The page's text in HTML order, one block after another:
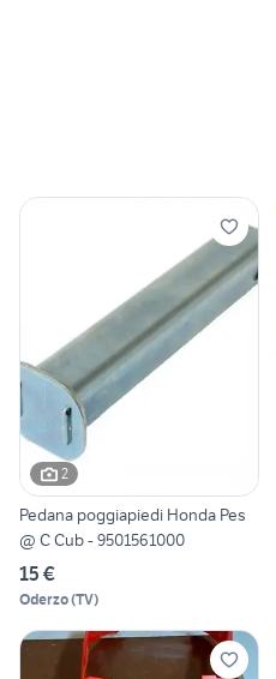
2
Pedana poggiapiedi Honda Pes
@ C Cub - 9501561000
15 €
Oderzo(TV)